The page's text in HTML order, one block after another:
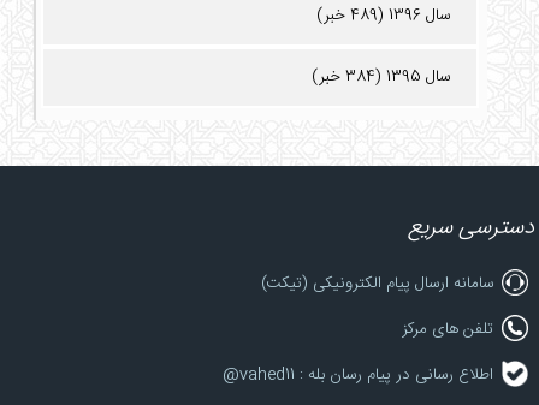
سال 1396 (489 خبر)
سال 1395 (384 خبر)
دسترسی سریع
سامانه ارسال پیام الکترونیکی (تیکت)
تلفن های مرکز
اطلاع رسانی در پیام رسان بله : vahed11@